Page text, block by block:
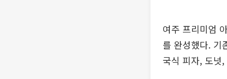
여주 프리미엄
를 완성했다. 기
국식 피자, 도넛